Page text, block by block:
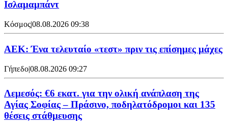
Ισλαμαμπάντ
Κόσμος|08.08.2026 09:38
ΑΕΚ: Ένα τελευταίο «τεστ» πριν τις επίσημες μάχες
Γήπεδο|08.08.2026 09:27
Λεμεσός: €6 εκατ. για την ολική ανάπλαση της
Αγίας Σοφίας – Πράσινο, ποδηλατόδρομοι και 135
θέσεις στάθμευσης